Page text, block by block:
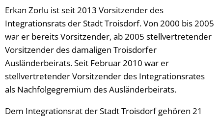
Erkan Zorlu ist seit 2013 Vorsitzender des
Integrationsrats der Stadt Troisdorf. Von 2000 bis 2005
war er bereits Vorsitzender, ab 2005 stellvertretender
Vorsitzender des damaligen Troisdorfer
Ausländerbeirats. Seit Februar 2010 war er
stellvertretender Vorsitzender des Integrationsrates
als Nachfolgegremium des Ausländerbeirats.
Dem Integrationsrat der Stadt Troisdorf gehören 21